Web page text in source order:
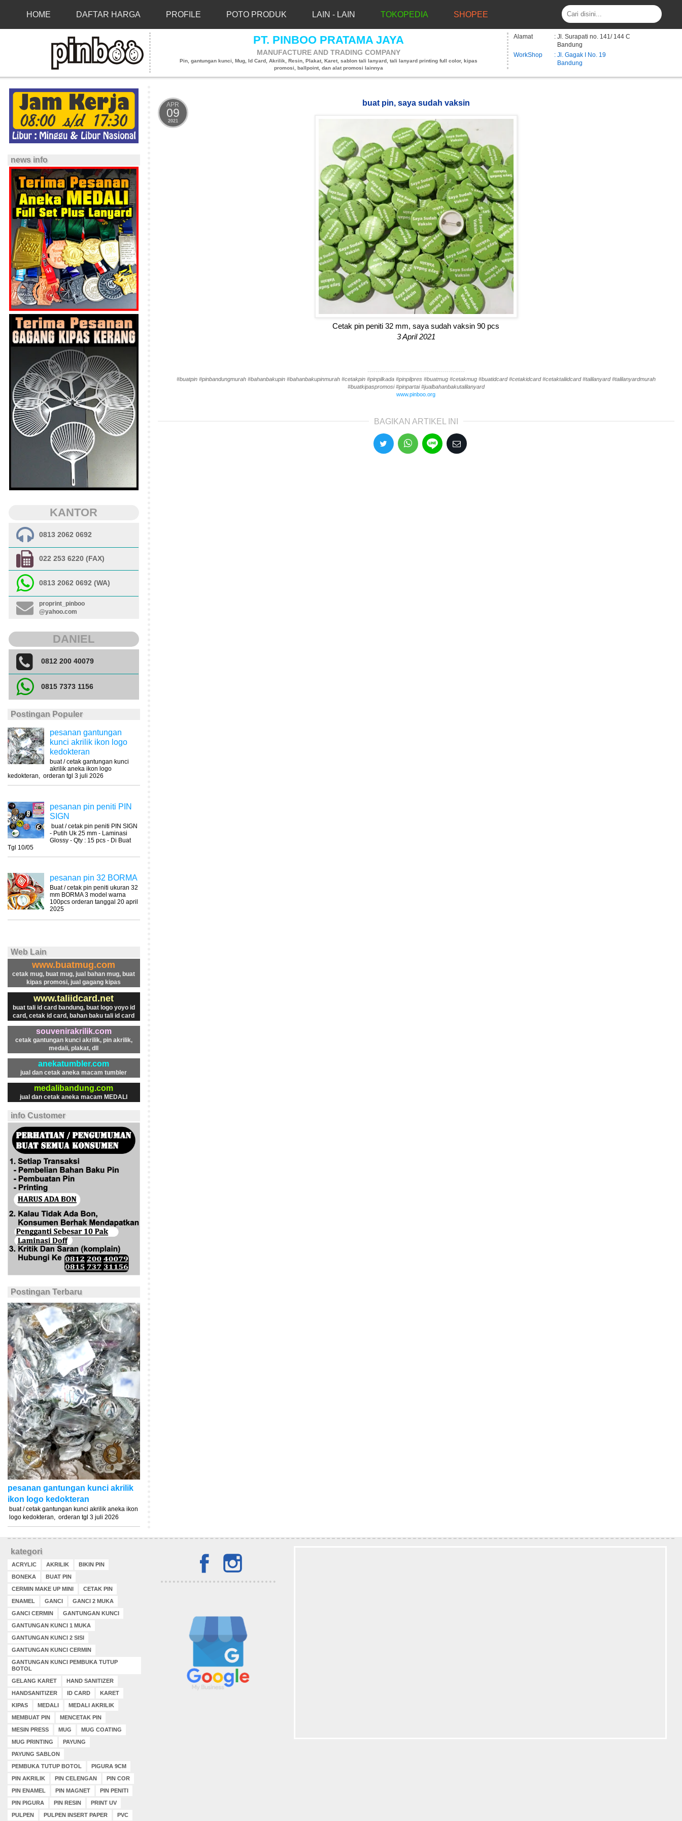
HOME DAFTAR HARGA PROFILE POTO PRODUK LAIN - LAIN TOKOPEDIA SHOPEE
PT. PINBOO PRATAMA JAYA
MANUFACTURE AND TRADING COMPANY
Pin, gantungan kunci, Mug, Id Card, Akrilik, Resin, Plakat, Karet, sablon tali lanyard, tali lanyard printing full color, kipas
promosi, ballpoint, dan alat promosi lainnya
Alamat
: Jl. Surapati no. 141/ 144 C
Bandung
WorkShop
: Jl. Gagak I No. 19
Bandung
news info
KANTOR
0813 2062 0692
022 253 6220 (FAX)
0813 2062 0692 (WA)
proprint_pinboo
@yahoo.com
DANIEL
0812 200 40079
0815 7373 1156
Postingan Populer
pesanan gantungan
kunci akrilik ikon logo
kedokteran
buat / cetak gantungan kunci
akrilik aneka ikon logo
kedokteran, orderan tgl 3 juli 2026
pesanan pin peniti PIN
SIGN
buat / cetak pin peniti PIN SIGN
- Putih Uk 25 mm - Laminasi
Glossy - Qty : 15 pcs - Di Buat
Tgl 10/05
pesanan pin 32 BORMA
Buat / cetak pin peniti ukuran 32
mm BORMA 3 model warna
100pcs orderan tanggal 20 april
2025
Web Lain
www.buatmug.com
cetak mug, buat mug, jual bahan mug, buat
kipas promosi, jual gagang kipas
www.taliidcard.net
buat tali id card bandung, buat logo yoyo id
card, cetak id card, bahan baku tali id card
souvenirakrilik.com
cetak gantungan kunci akrilik, pin akrilik,
medali, plakat, dll
anekatumbler.com
jual dan cetak aneka macam tumbler
medalibandung.com
jual dan cetak aneka macam MEDALI
info Customer
Postingan Terbaru
pesanan gantungan kunci akrilik
ikon logo kedokteran
buat / cetak gantungan kunci akrilik aneka ikon
logo kedokteran, orderan tgl 3 juli 2026
APR
09
2021
buat pin, saya sudah vaksin
Cetak pin peniti 32 mm, saya sudah vaksin 90 pcs
3 April 2021
------------------------------------------------
#buatpin #pinbandungmurah #bahanbakupin #bahanbakupinmurah #cetakpin #pinpilkada #pinpilpres #buatmug #cetakmug #buatidcard #cetakidcard #cetaktaliidcard #talilanyard #talilanyardmurah
#buatkipaspromosi #pinpartai #jualbahanbakutalilanyard
www.pinboo.org
BAGIKAN ARTIKEL INI
kategori
ACRYLIC AKRILIK
BIKIN PIN
BONEKA
BUAT PIN
CERMIN MAKE UP MINI
CETAK PIN
ENAMEL
GANCI
GANCI 2 MUKA
GANCI CERMIN
GANTUNGAN KUNCI
GANTUNGAN KUNCI 1 MUKA
GANTUNGAN KUNCI 2 SISI
GANTUNGAN KUNCI CERMIN
GANTUNGAN KUNCI PEMBUKA TUTUP
BOTOL
GELANG KARET
HAND SANITIZER
HANDSANITIZER
ID CARD
KARET
KIPAS
MEDALI
MEDALI AKRILIK
MEMBUAT PIN
MENCETAK PIN
MESIN PRESS
MUG
MUG COATING
MUG PRINTING
PAYUNG
PAYUNG SABLON
PEMBUKA TUTUP BOTOL
PIGURA 9CM
PIN AKRILIK
PIN CELENGAN
PIN COR
PIN ENAMEL
PIN MAGNET
PIN PENITI
PIN PIGURA
PIN RESIN
PRINT UV
PULPEN
PULPEN INSERT PAPER PVC